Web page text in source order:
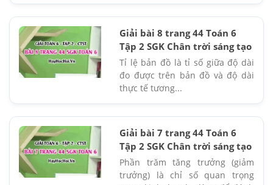
Giải bài 8 trang 44 Toán 6
Tập 2 SGK Chân trời sáng tạo
Tỉ lệ bản đồ là tỉ số giữa độ dài
đo được trên bản đồ và độ dài
thực tế tương...
Giải bài 7 trang 44 Toán 6
Tập 2 SGK Chân trời sáng tạo
Phần trăm tăng trưởng (giảm
trưởng) là chỉ số quan trọng